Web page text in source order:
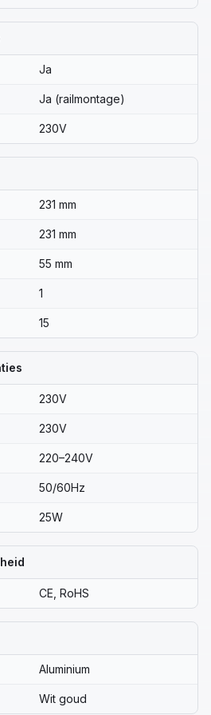
Ja
Ja (railmontage)
230V
231 mm
231 mm
55 mm
1
15
230V
230V
220–240V
50/60Hz
25W
CE, RoHS
Aluminium
Wit goud